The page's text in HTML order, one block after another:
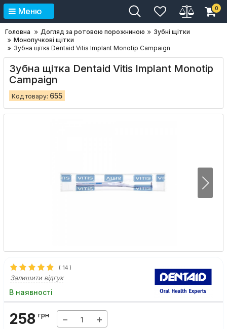
Меню 0
Головна Догляд за ротовою порожниною
Зубні щітки
Монопучкові щітки
Зубна щітка Dentaid Vitis Implant Monotip Campaign
Зубна щітка Dentaid Vitis Implant Monotip
Campaign
Код товару: 655
( 14 )
Залишити відгук
В наявності
258 грн − +